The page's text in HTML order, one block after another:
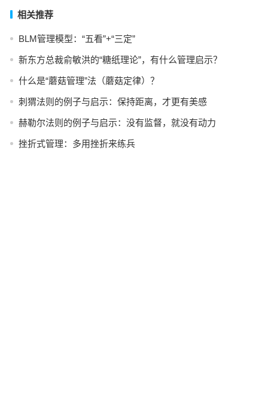
相关推荐
BLM管理模型：“五看”+“三定”
新东方总裁俞敏洪的“糖纸理论”，有什么管理启示？
什么是“蘑菇管理”法（蘑菇定律）？
刺猬法则的例子与启示：保持距离，才更有美感
赫勒尔法则的例子与启示：没有监督，就没有动力
挫折式管理：多用挫折来练兵